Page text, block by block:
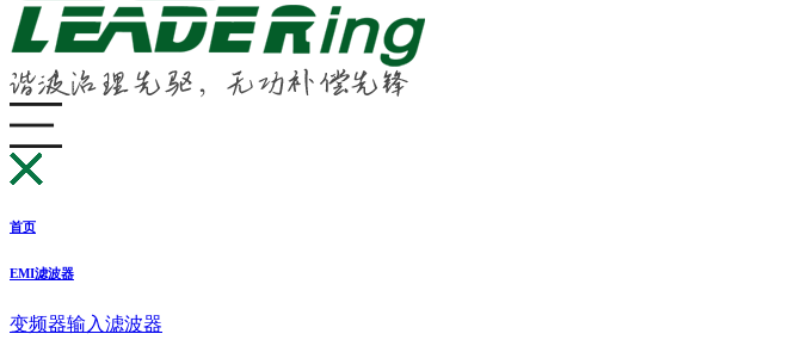
首页
EMI滤波器
变频器输入滤波器